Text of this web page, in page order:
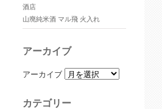
酒店
山廃純米酒 マル飛 火入れ
アーカイブ
アーカイブ
カテゴリー